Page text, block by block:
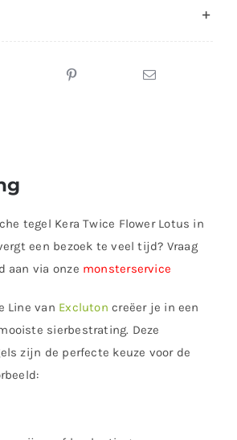
tegel Kera Twice Flower Lotus in
een bezoek te veel tijd? Vraag
aan via onze monsterservice
Line van Excluton creëer je in een
sierbestrating. Deze
zijn de perfecte keuze voor de